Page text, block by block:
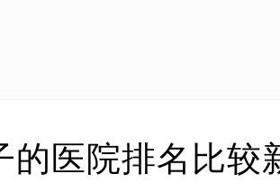
医院排名比较